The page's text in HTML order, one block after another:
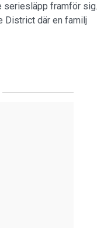
seriesläpp framför sig.
District där en familj